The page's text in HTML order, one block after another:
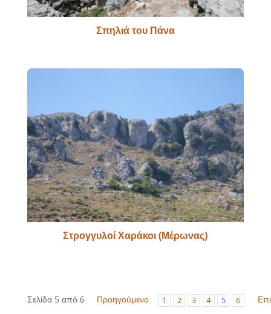
Σπηλιά του Πάνα
Στρογγυλοί Χαράκοι (Μέρωνας)
Σελίδα 5 από 6 Προηγούμενο 1 2 3 4 5 6